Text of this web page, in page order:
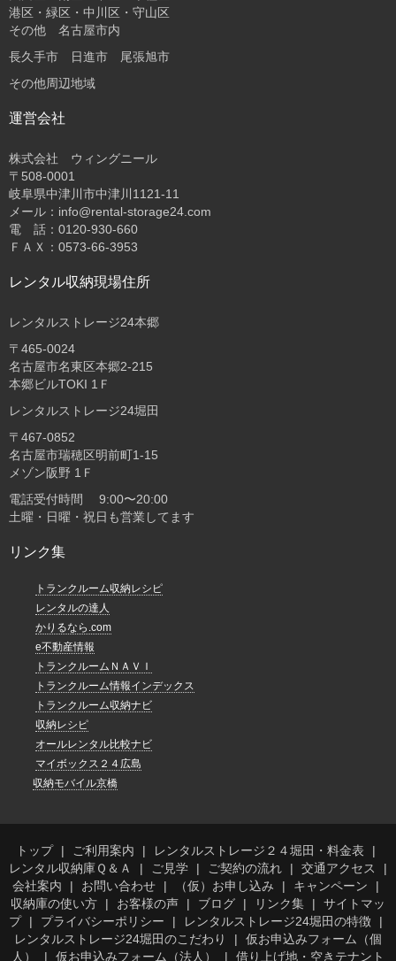
港区・緑区・中川区・守山区
その他 名古屋市内
長久手市 日進市 尾張旭市
その他周辺地域
運営会社
株式会社 ウィングニール
〒508-0001
岐阜県中津川市中津川1121-11
メール：info@rental-storage24.com
電 話：0120-930-660
ＦＡＸ：0573-66-3953
レンタル収納現場住所
レンタルストレージ24本郷
〒465-0024
名古屋市名東区本郷2-215
本郷ビルTOKI 1Ｆ
レンタルストレージ24堀田
〒467-0852
名古屋市瑞穂区明前町1-15
メゾン阪野 1Ｆ
電話受付時間 9:00〜20:00
土曜・日曜・祝日も営業してます
リンク集
トランクルーム収納レシピ
レンタルの達人
かりるなら.com
e不動産情報
トランクルームＮＡＶＩ
トランクルーム情報インデックス
トランクルーム収納ナビ
収納レシピ
オールレンタル比較ナビ
マイボックス２４広島
収納モバイル京橋
トップ ご利用案内
レンタルストレージ２４堀田・料金表
レンタル収納庫Ｑ＆Ａ
ご見学 ご契約の流れ
交通アクセス
会社案内
お問い合わせ （仮）お申し込み
キャンペーン
収納庫の使い方
お客様の声 ブログ リンク集
サイトマッ
プ
プライバシーポリシー
レンタルストレージ24堀田の特徴
レンタルストレージ24堀田のこだわり
仮お申込みフォーム（個
人）
仮お申込みフォーム（法人） 借り上げ地・空きテナント